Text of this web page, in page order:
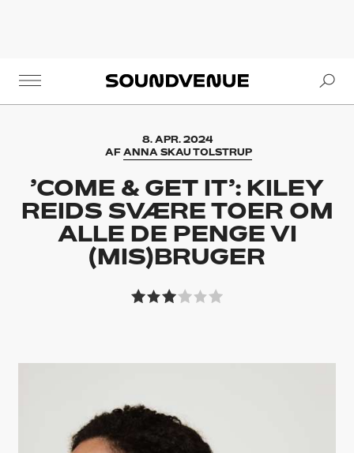
Soundvenue
8. APR. 2024
AFANNA SKAU TOLSTRUP
’COME & GET IT’: KILEY
REIDS SVÆRE TOER OM
ALLE DE PENGE VI
(MIS)BRUGER